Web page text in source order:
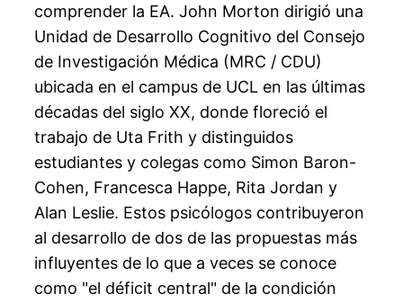
comprender la EA. John Morton dirigió una
Unidad de Desarrollo Cognitivo del Consejo
de Investigación Médica (MRC / CDU)
ubicada en el campus de UCL en las últimas
décadas del siglo XX, donde floreció el
trabajo de Uta Frith y distinguidos
estudiantes y colegas como Simon Baron-
Cohen, Francesca Happe, Rita Jordan y
Alan Leslie. Estos psicólogos contribuyeron
al desarrollo de dos de las propuestas más
influyentes de lo que a veces se conoce
como "el déficit central" de la condición